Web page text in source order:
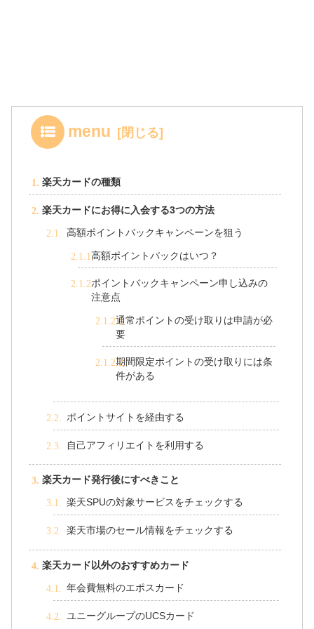
menu
楽天カードの種類
楽天カードにお得に入会する3つの方法
高額ポイントバックキャンペーンを狙う
高額ポイントバックはいつ？
ポイントバックキャンペーン申し込みの
注意点
通常ポイントの受け取りは申請が必
要
期間限定ポイントの受け取りには条
件がある
ポイントサイトを経由する
自己アフィリエイトを利用する
楽天カード発行後にすべきこと
楽天SPUの対象サービスをチェックする
楽天市場のセール情報をチェックする
楽天カード以外のおすすめカード
年会費無料のエポスカード
ユニーグループのUCSカード